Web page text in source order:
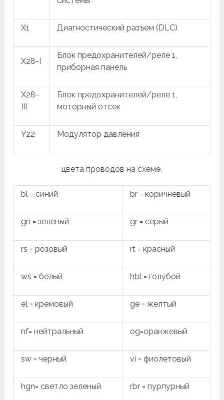
X1 Диагностический разъем (DLC)
X28-I
Блок предохранителей/реле 1,
приборная панель
X28-
III
Блок предохранителей/реле 1,
моторный отсек
Y22 Модулятор давления
цвета проводов на схеме.
bl = синий br = коричневый
gn = зеленый gr = серый
rs = розовый rt = красный
ws = белый hbl = голубой
el = кремовый ge = желтый
nf= нейтральный og=оранжевый
sw = черный vi = фиолетовый
hgn= светло зеленый rbr = пурпурный